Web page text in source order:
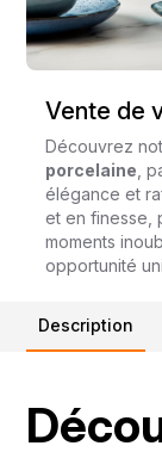
Vente de
Découvrez
porcelaine ,
élégance et
et en finesse,
moments
opportunité
Description